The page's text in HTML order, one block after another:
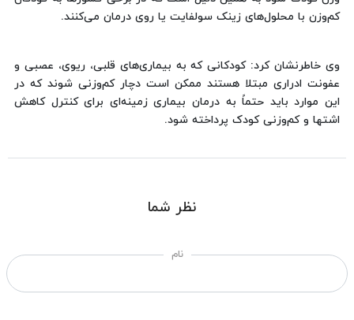
کم‌وزن با محلول‌های زینک سولفایت یا روی درمان می‌کنند.
وی خاطرنشان کرد: کودکانی که به بیماری‌های قلبی، ریوی، عصبی و
عفونت ادراری مبتلا هستند ممکن است دچار کم‌وزنی شوند که در
این موارد باید حتماً به درمان بیماری زمینه‌ای برای کنترل کاهش
اشتها و کم‌وزنی کودک پرداخته شود.
نظر شما
نام